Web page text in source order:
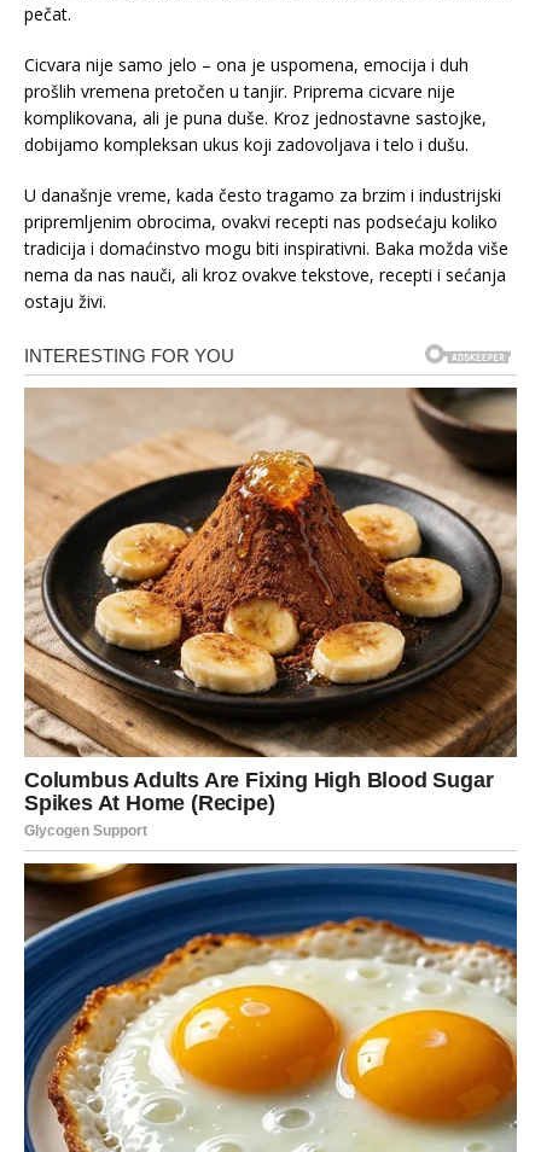
pečat.
Cicvara nije samo jelo – ona je uspomena, emocija i duh
prošlih vremena pretočen u tanjir. Priprema cicvare nije
komplikovana, ali je puna duše. Kroz jednostavne sastojke,
dobijamo kompleksan ukus koji zadovoljava i telo i dušu.
U današnje vreme, kada često tragamo za brzim i industrijski
pripremljenim obrocima, ovakvi recepti nas podsećaju koliko
tradicija i domaćinstvo mogu biti inspirativni. Baka možda više
nema da nas nauči, ali kroz ovakve tekstove, recepti i sećanja
ostaju živi.